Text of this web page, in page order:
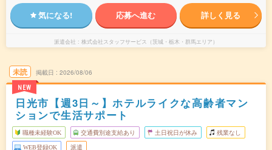
気になる! 応募へ進む 詳しく見る
派遣会社 株式会社スタッフサービス（茨城・栃木・群馬エリア）
未読
NEW
掲載日 2026/08/06
日光市【週3日～】ホテルライクな高齢者マン
ションで生活サポート
職種未経験OK 交通費別途支給あり 土日祝日が休み 残業なし
WEB登録OK 派遣